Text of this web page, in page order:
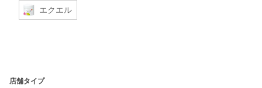
エクエル
店舗タイプ